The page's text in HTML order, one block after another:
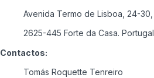
Avenida Termo de Lisboa, 24-30,
2625-445 Forte da Casa. Portugal
Contactos:
Tomás Roquette Tenreiro